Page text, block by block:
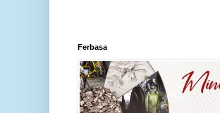
Ferbasa